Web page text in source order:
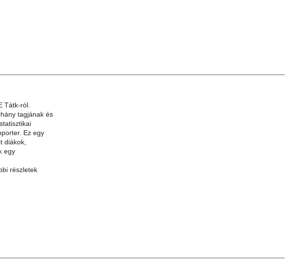
Tátk-ról.
tagjának és
Ez egy
diákok,
egy
részletek